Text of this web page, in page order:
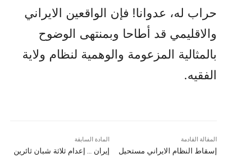
حراب له، عدوانا! فإن الواقعين الايراني
والاقليمي قد أطاحا وبمنتهى الوضوح
بالمثالية المزعومة والوهمية لنظام ولاية
الفقيه.
المادة السابقة
إيران … إعدام ثلاثة شبان ثائرين
المقالة القادمة
إسقاط النظام الايراني مستحيل